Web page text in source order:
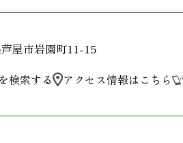
屋市岩園町11-15
検索する
アクセス情報はこちら